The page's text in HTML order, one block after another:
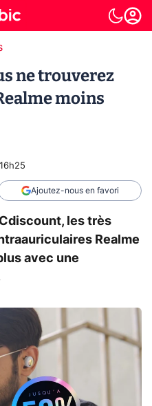
ne trouverez
moins
Ajoutez-nous en favori
les très
Realme
avec une